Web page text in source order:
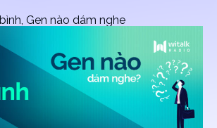
Gen nào dám nghe